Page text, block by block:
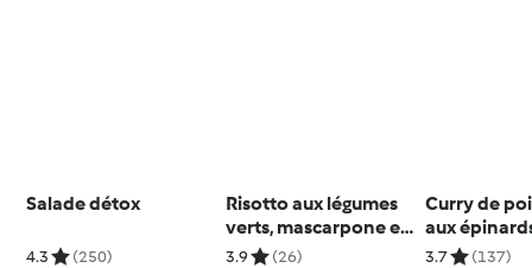
Salade détox
4.3 (250)
Risotto aux légumes
verts, mascarpone et
pesto de menthe
3.9 (26)
Curry de
aux
cranberries
3.7 (137)